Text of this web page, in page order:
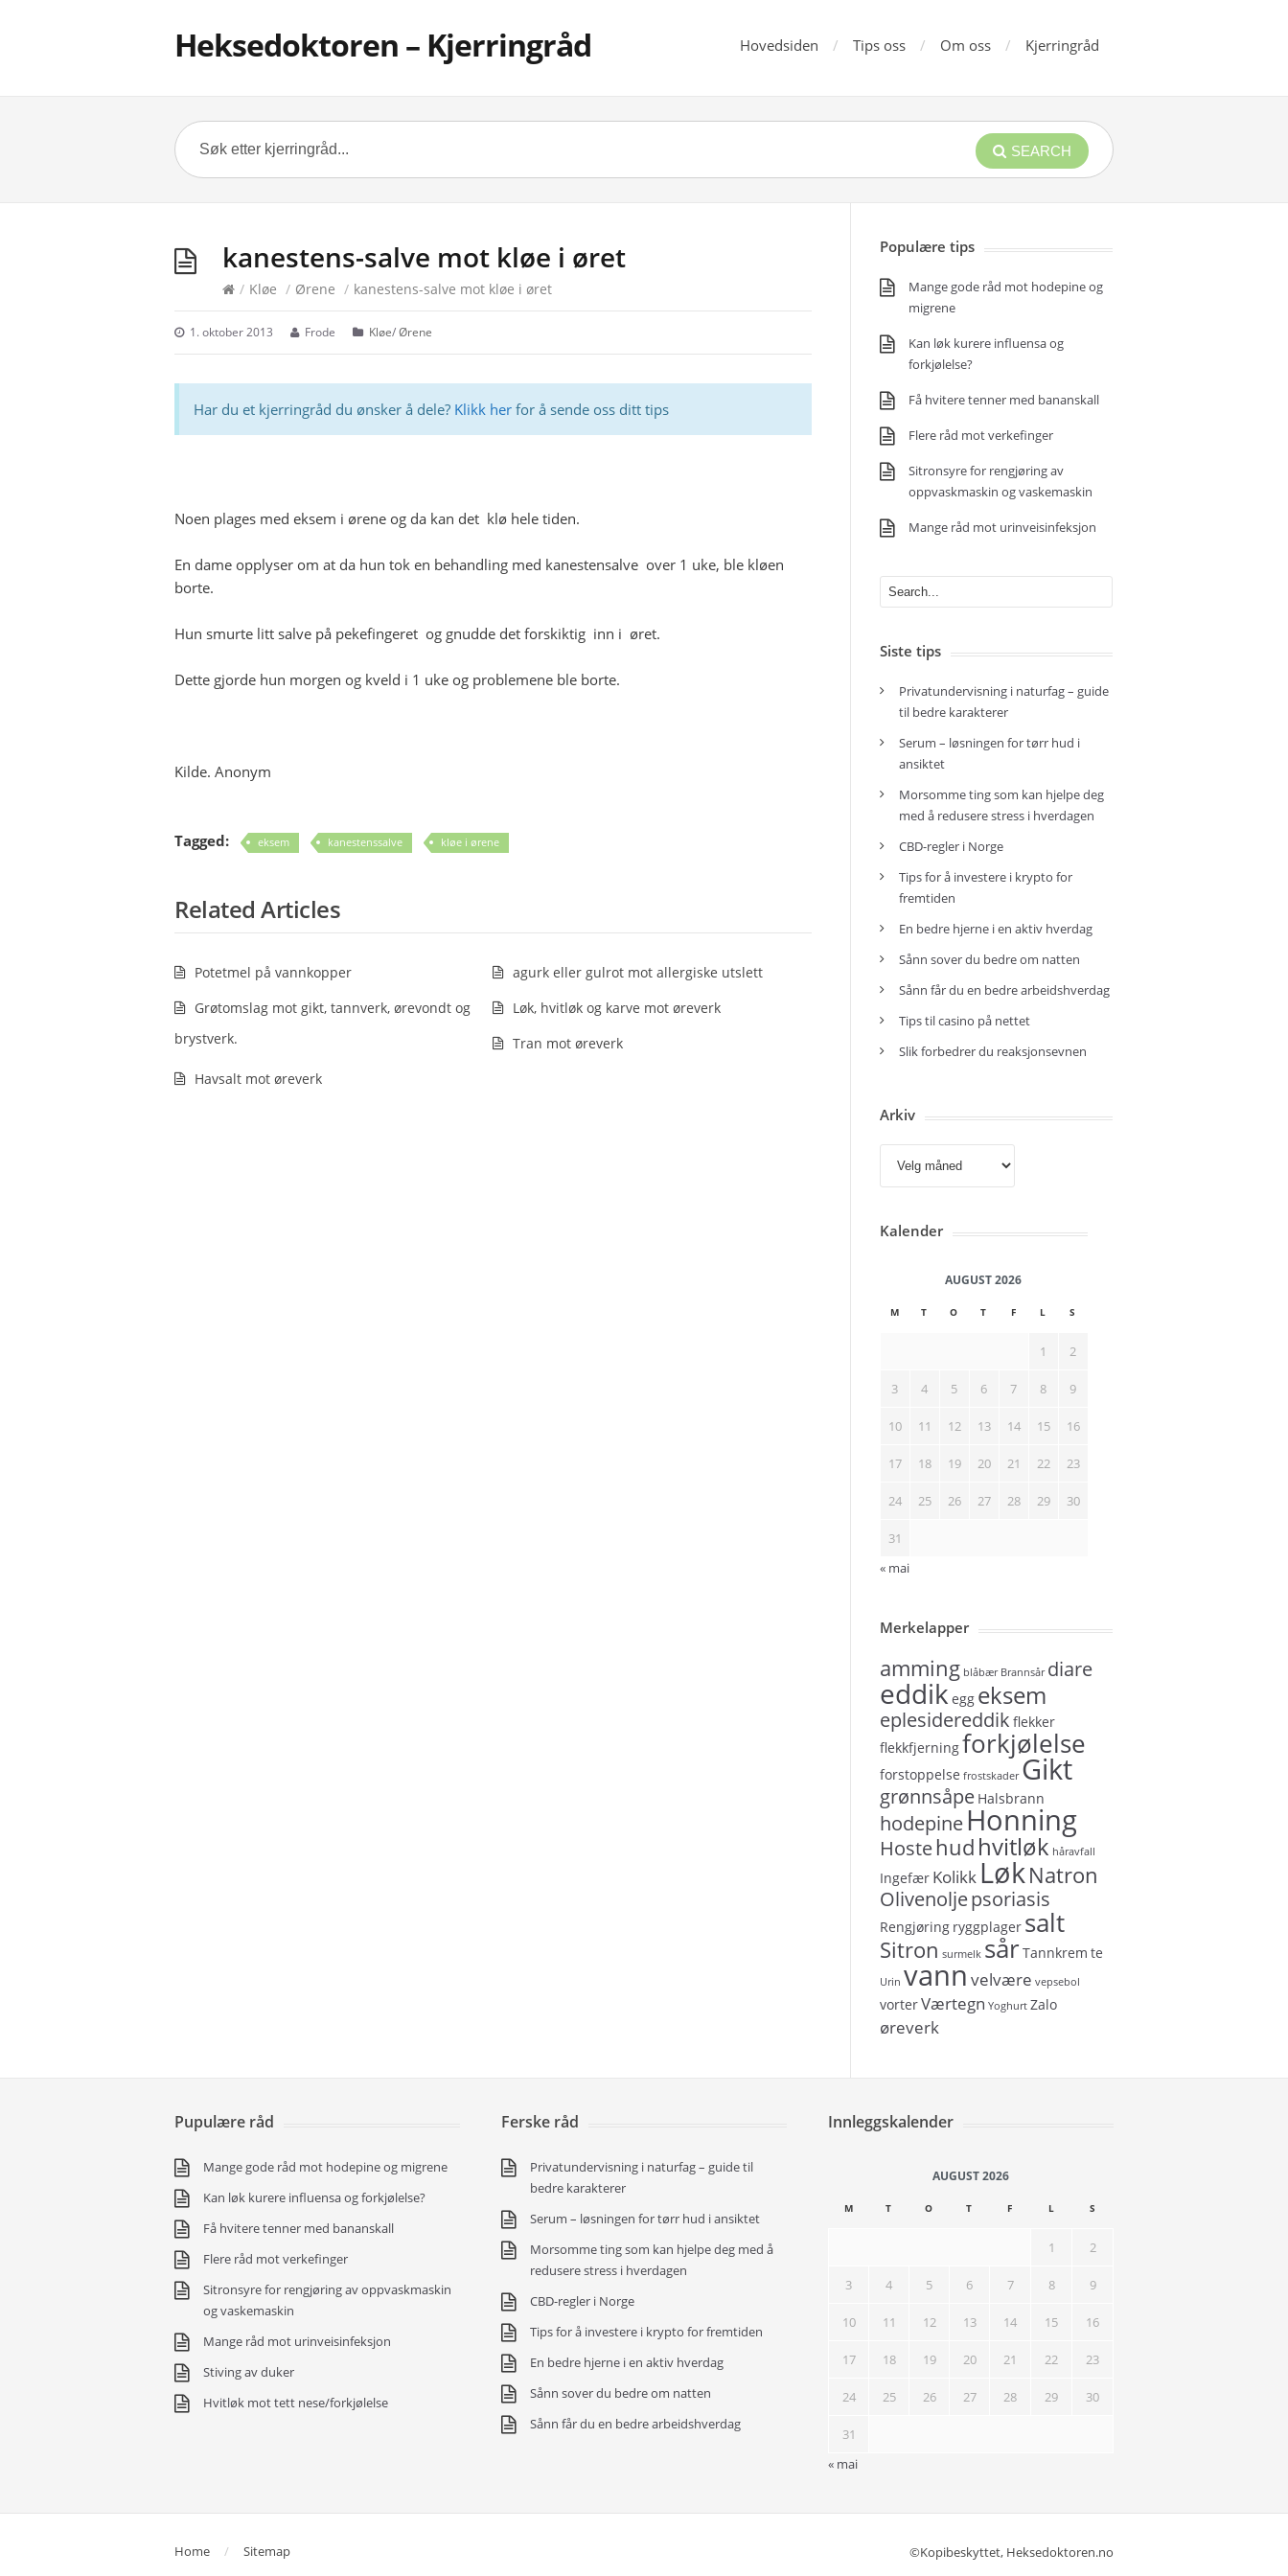
Heksedoktoren – Kjerringråd Hovedsiden Tips oss Om oss Kjerringråd
SEARCH
kanestens-salve mot kløe i øret
/ Kløe / Ørene / kanestens-salve mot kløe i øret
1. oktober 2013 Frode Kløe/Ørene
Har du et kjerringråd du ønsker å dele? Klikk her for å sende oss ditt tips
Noen plages med eksem i ørene og da kan det klø hele tiden.
En dame opplyser om at da hun tok en behandling med kanestensalve over 1 uke, ble kløen
borte.
Hun smurte litt salve på pekefingeret og gnudde det forskiktig inn i øret.
Dette gjorde hun morgen og kveld i 1 uke og problemene ble borte.
Kilde. Anonym
Tagged: eksem kanestenssalve kløe i ørene
Related Articles
Potetmel på vannkopper
agurk eller gulrot mot allergiske utslett
Grøtomslag mot gikt, tannverk, ørevondt og
brystverk.
Løk, hvitløk og karve mot øreverk
Tran mot øreverk
Havsalt mot øreverk
Populære tips
Mange gode råd mot hodepine og
migrene
Kan løk kurere influensa og
forkjølelse?
Få hvitere tenner med bananskall
Flere råd mot verkefinger
Sitronsyre for rengjøring av
oppvaskmaskin og vaskemaskin
Mange råd mot urinveisinfeksjon
Siste tips
Privatundervisning i naturfag – guide
til bedre karakterer
Serum – løsningen for tørr hud i
ansiktet
Morsomme ting som kan hjelpe deg
med å redusere stress i hverdagen
CBD-regler i Norge
Tips for å investere i krypto for
fremtiden
En bedre hjerne i en aktiv hverdag
Sånn sover du bedre om natten
Sånn får du en bedre arbeidshverdag
Tips til casino på nettet
Slik forbedrer du reaksjonsevnen
Arkiv
Kalender
AUGUST 2026
M T O T F L S
1 2
3 4 5 6 7 8 9
10 11 12 13 14 15 16
17 18 19 20 21 22 23
24 25 26 27 28 29 30
31
« mai
Merkelapper
amming blåbær Brannsår diare
eddik egg eksem
eplesidereddik flekker
flekkfjerningforkjølelse
forstoppelse frostskader Gikt
grønnsåpe Halsbrann
hodepine Honning
Hoste hud hvitløk håravfall
Ingefær Kolikk LøkNatron
Olivenoljepsoriasis
Rengjøring ryggplager salt
Sitron surmelk sårTannkrem te
Urin vann velvære vepsebol
vorterVærtegn Yoghurt Zalo
øreverk
Pupulære råd
Mange gode råd mot hodepine og migrene
Kan løk kurere influensa og forkjølelse?
Få hvitere tenner med bananskall
Flere råd mot verkefinger
Sitronsyre for rengjøring av oppvaskmaskin
og vaskemaskin
Mange råd mot urinveisinfeksjon
Stiving av duker
Hvitløk mot tett nese/forkjølelse
Ferske råd
Privatundervisning i naturfag – guide til
bedre karakterer
Serum – løsningen for tørr hud i ansiktet
Morsomme ting som kan hjelpe deg med å
redusere stress i hverdagen
CBD-regler i Norge
Tips for å investere i krypto for fremtiden
En bedre hjerne i en aktiv hverdag
Sånn sover du bedre om natten
Sånn får du en bedre arbeidshverdag
Innleggskalender
AUGUST 2026
M T O T F L S
1 2
3 4 5 6 7 8 9
10 11 12 13 14 15 16
17 18 19 20 21 22 23
24 25 26 27 28 29 30
31
« mai
Home Sitemap ©Kopibeskyttet, Heksedoktoren.no